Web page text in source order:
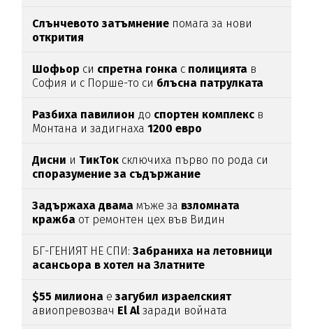
Слънчевото затъмнение помага за нови
открития
Шофьор си спретна гонка с полицията в
София и с Порше-то си блъсна патрулката
Разбиха павилион до спортен комплекс в
Монтана и задигнаха1200 евро
Дисни и ТикТок сключиха първо по рода си
споразумение за съдържание
Задържаха двама мъже за взломната
кражба от ремонтен цех във Видин
БГ-ГЕНИЯТ НЕ СПИ:Забраниха на летовници
асансьора в хотел на Златните
$55 милиона езагубил израелският
авиопревозвач El Al заради войната